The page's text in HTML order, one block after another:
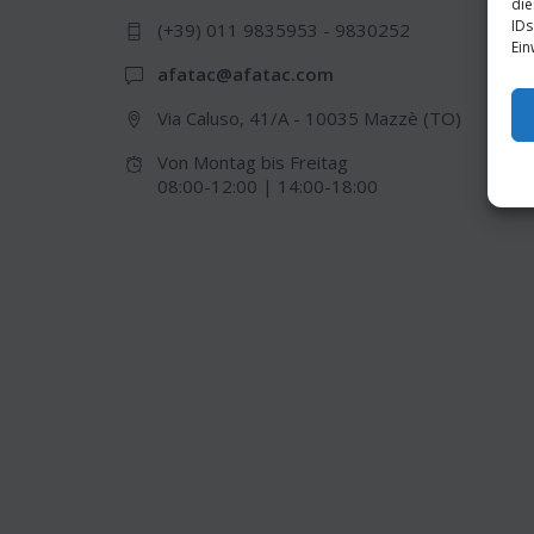
(+39) 011 9835953 - 9830252
afatac@afatac.com
Via Caluso, 41/A - 10035 Mazzè (TO)
Von Montag bis Freitag
08:00-12:00 | 14:00-18:00